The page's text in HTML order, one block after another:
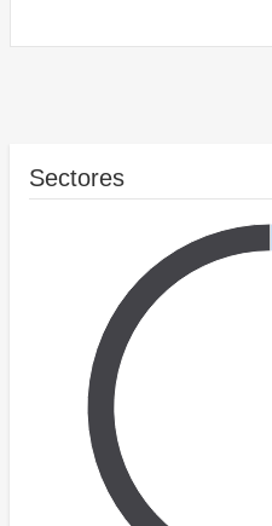
Sectores